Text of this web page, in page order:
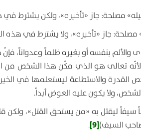
مصلحة: جاز «تأخيره»، ولكن يشترط في
مصلحة: جاز «تأخيره»، ولا يشترط في هذه
والألم بنفسه أو بغيره ظلماً
تعالى هو الذي مكّن هذا الشخص من
والاستطاعة ليستعلمها في
ولا يكون عليه العوض أبداً.
ليقتل به «من يستحق القتل»،
السيف)[9]
.